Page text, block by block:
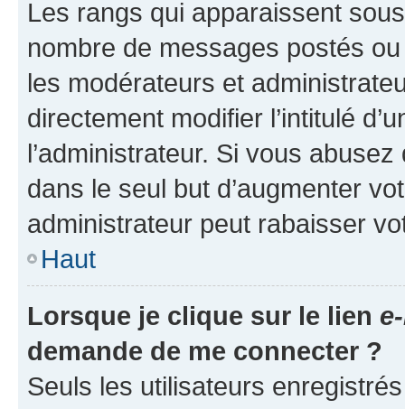
Les rangs qui apparaissent
nombre de messages postés
les modérateurs et
directement modifier l’intitulé
l’administrateur. Si vous
dans le seul but d’augmenter
administrateur peut rabaisser
Haut
Lorsque je clique sur le lien
demande de me connecter ?
Seuls les utilisateurs